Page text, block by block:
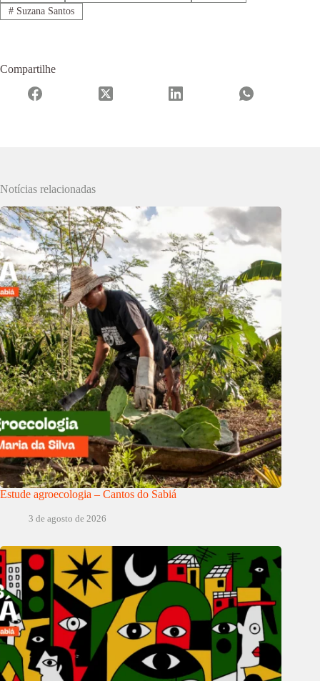
#Suzana Santos
Compartilhe
Notícias relacionadas
Estude agroecologia – Cantos do Sabiá
3 de agosto de 2026